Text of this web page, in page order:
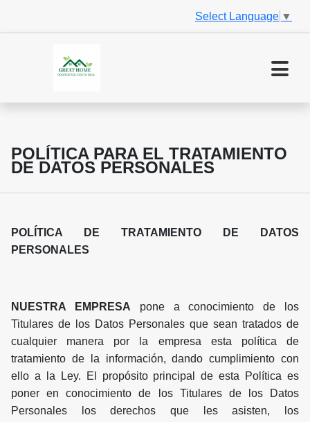
Select Language ▼
POLÍTICA PARA EL TRATAMIENTO
DE DATOS PERSONALES
POLÍTICA DE TRATAMIENTO DE DATOS
PERSONALES
NUESTRA EMPRESA pone a conocimiento de los
Titulares de los Datos Personales que sean tratados de
cualquier manera por la empresa esta política de
tratamiento de la información, dando cumplimiento con
ello a la Ley. El propósito principal de esta Política es
poner en conocimiento de los Titulares de los Datos
Personales los derechos que les asisten, los